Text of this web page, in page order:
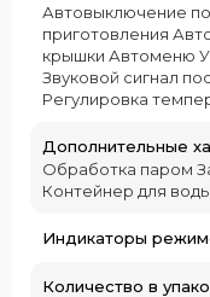
Автовыключение
приготовления
крышки Автоменю
Звуковой сигнал
Регулировка
Дополнительные
Обработка паром
Контейнер для
Индикаторы
Количество в